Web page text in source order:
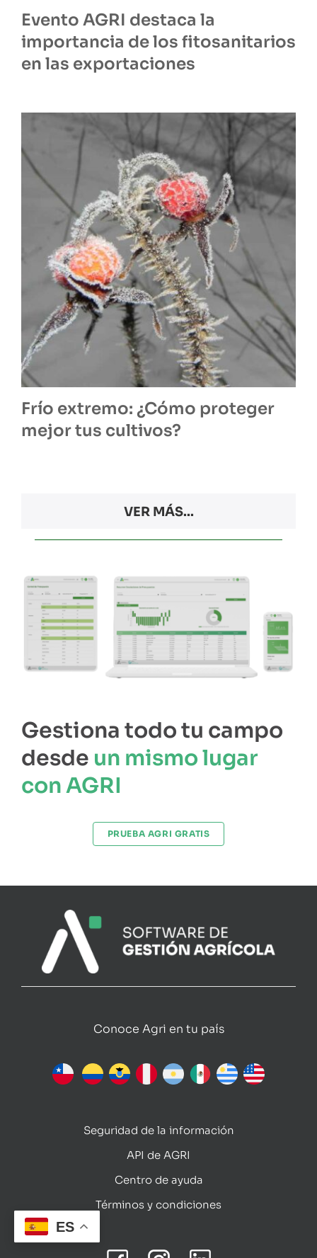
Evento AGRI destaca la
importancia de los fitosanitarios
en las exportaciones
Frío extremo: ¿Cómo proteger
mejor tus cultivos?
VER MÁS...
Gestiona todo tu campo
desde un mismo lugar
con AGRI
PRUEBA AGRI GRATIS
Conoce Agri en tu país
Seguridad de la información
API de AGRI
Centro de ayuda
Términos y condiciones
ES